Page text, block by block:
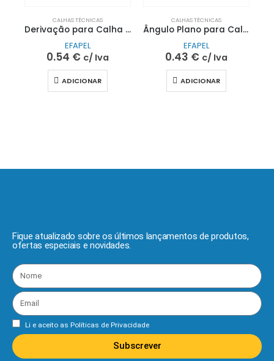
CALHAS TÉCNICAS
Derivação para Calha 40×16 | EFAPEL
EFAPEL
0.54 € c/ Iva
ADICIONAR
CALHAS TÉCNICAS
Ângulo Plano para Calha 20×12,5 | EFAPEL
EFAPEL
0.43 € c/ Iva
ADICIONAR
Fique atualizado sobre os últimos lançamentos de produtos,
ofertas especiais e novidades.
Li e aceito as Políticas de Privacidade
Subscrever